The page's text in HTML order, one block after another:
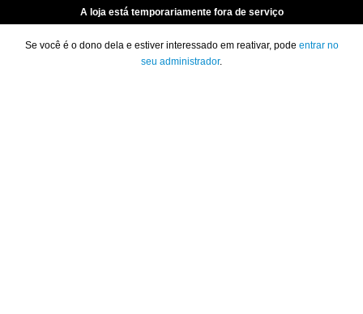
A loja está temporariamente fora de serviço
Se você é o dono dela e estiver interessado em reativar, pode entrar no
seu administrador.